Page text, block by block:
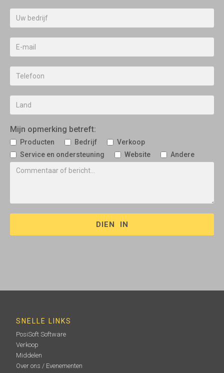
Mijn opmerking betreft:
Producten Bedrijf
Verkoop
Service en ondersteuning
Website Andere
SNELLE LINKS
PosiSoft Software
Verkoop
Middelen
Over ons / Evenementen